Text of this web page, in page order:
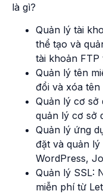
là gì?
Quản lý tài
thể tạo và
tài khoản FTP
Quản lý tên
đổi và xóa tên
Quản lý cơ sở
quản lý cơ sở
Quản lý ứng
đặt và quản
WordPress,
Quản lý SSL:
miễn phí từ